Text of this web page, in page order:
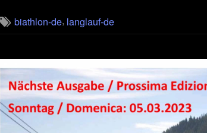
biathlon-de, langlauf-de